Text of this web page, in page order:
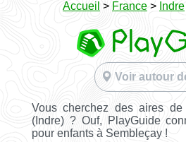
Accueil > France > Indre
Voir autour
Vous cherchez des aires
(Indre) ? Ouf, PlayGuide
pour enfants à Sembleçay !